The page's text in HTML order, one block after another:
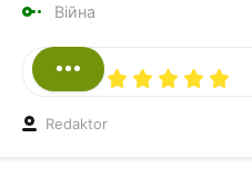
Війна
Redaktor